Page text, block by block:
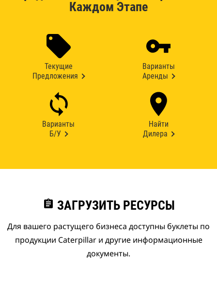
Каждом Этапе
Текущие
Предложения
Варианты
Аренды
Варианты
Б/У
Найти
Дилера
assignment ЗАГРУЗИТЬ РЕСУРСЫ
Для вашего растущего бизнеса доступны буклеты по
продукции Caterpillar и другие информационные
документы.